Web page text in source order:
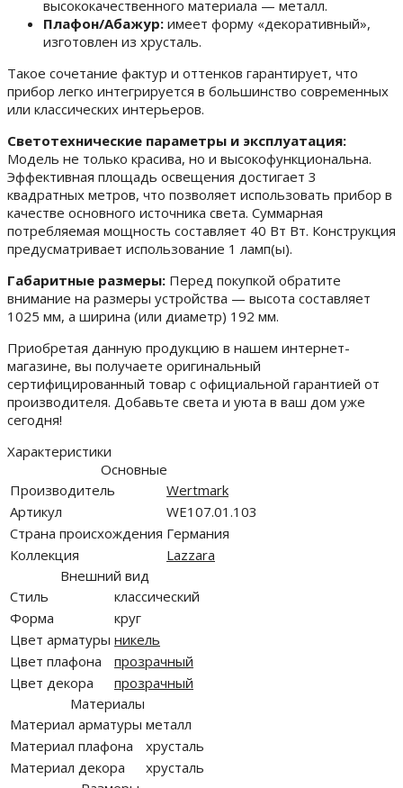
высококачественного материала — металл.
Плафон/Абажур: имеет форму «декоративный»,
изготовлен из хрусталь.
Такое сочетание фактур и оттенков гарантирует, что
прибор легко интегрируется в большинство современных
или классических интерьеров.
Светотехнические параметры и эксплуатация:
Модель не только красива, но и высокофункциональна.
Эффективная площадь освещения достигает 3
квадратных метров, что позволяет использовать прибор в
качестве основного источника света. Суммарная
потребляемая мощность составляет 40 Вт Вт. Конструкция
предусматривает использование 1 ламп(ы).
Габаритные размеры: Перед покупкой обратите
внимание на размеры устройства — высота составляет
1025 мм, а ширина (или диаметр) 192 мм.
Приобретая данную продукцию в нашем интернет-
магазине, вы получаете оригинальный
сертифицированный товар с официальной гарантией от
производителя. Добавьте света и уюта в ваш дом уже
сегодня!
Характеристики
Основные
Производитель
Wertmark
Артикул
WE107.01.103
Страна происхождения Германия
Коллекция
Lazzara
Внешний вид
Стиль
классический
Форма
круг
Цвет арматуры никель
Цвет плафона
прозрачный
Цвет декора
прозрачный
Материалы
Материал арматуры металл
Материал плафона
хрусталь
Материал декора
хрусталь